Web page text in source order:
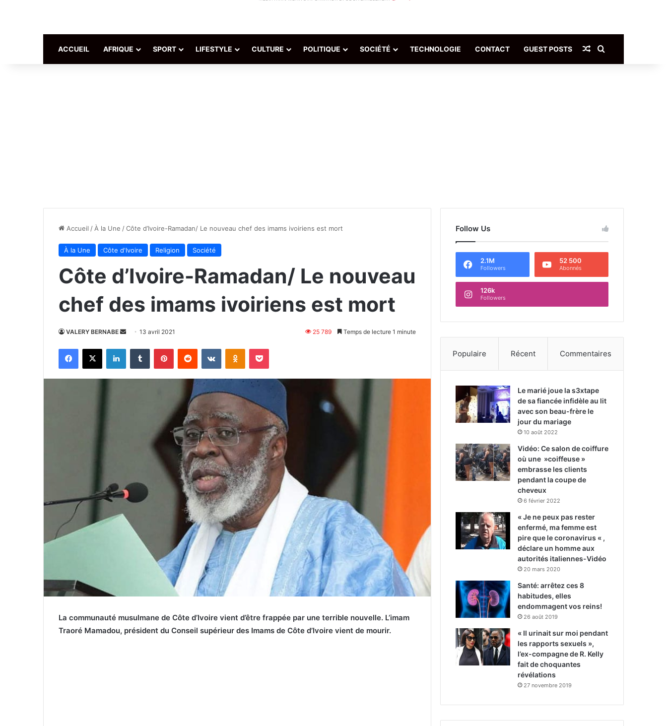
ACCUEIL AFRIQUE SPORT LIFESTYLE CULTURE POLITIQUE SOCIÉTÉ TECHNOLOGIE CONTACT GUEST POSTS Article Aléatoire
Accueil / À la Une /Côte d’Ivoire-Ramadan/ Le nouveau chef des imams ivoiriens est mort
À la Une Côte d'Ivoire Religion Société
Côte d’Ivoire-Ramadan/ Le nouveau
chef des imams ivoiriens est mort
VALERY BERNABE
Envoyer
courriel
13 avril 2021 25 789 Temps de lecture 1 minute
Facebook
X LinkedinTumblr PinterestReddit VKontakteOdnoklassniki
Pocket
La communauté musulmane de Côte d’Ivoire vient d’être frappée par une terrible nouvelle. L’imam
Traoré Mamadou, président du Conseil supérieur des Imams de Côte d’Ivoire vient de mourir.
Follow Us
2.1M
Followers
52 500
Abonnés
126k
Followers
Populaire Récent Commentaires
Le marié joue la s3xtape
de sa fiancée infidèle au lit
avec son beau-frère le
jour du mariage
10 août 2022
Vidéo: Ce salon de coiffure
où une »coiffeuse »
embrasse les clients
pendant la coupe de
cheveux
6 février 2022
« Je ne peux pas rester
enfermé, ma femme est
pire que le coronavirus « ,
déclare un homme aux
autorités italiennes-Vidéo
20 mars 2020
Santé: arrêtez ces 8
habitudes, elles
endommagent vos reins!
26 août 2019
« Il urinait sur moi pendant
les rapports sexuels »,
l’ex-compagne de R. Kelly
fait de choquantes
révélations
27 novembre 2019